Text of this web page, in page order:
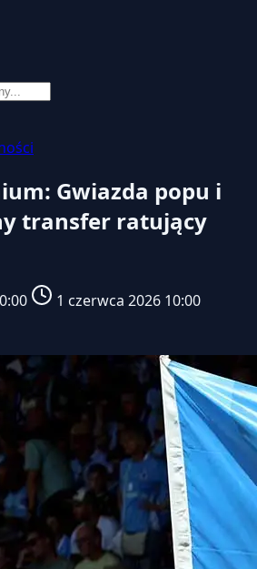
Gwiazda popu i
transfer ratujący
1 czerwca 2026 10:00